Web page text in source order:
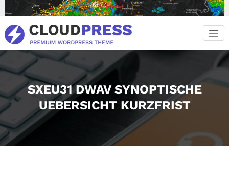
Inhalt
springen
SXEU31 DWAV SYNOPTISCHE
UEBERSICHT KURZFRIST